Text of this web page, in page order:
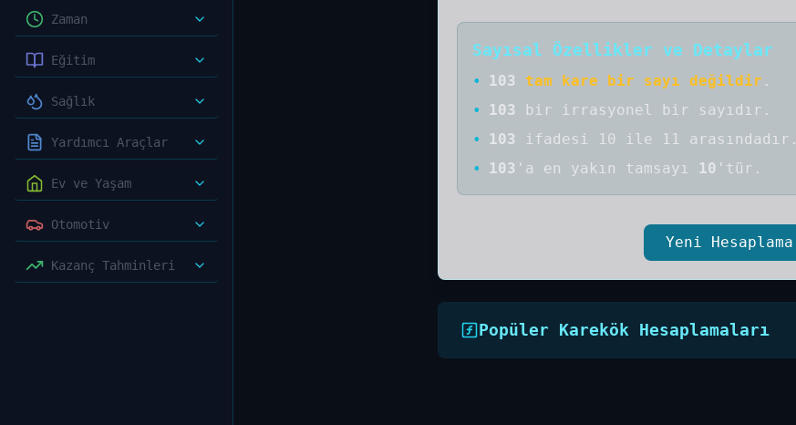
Zaman
Eğitim
Sağlık
Yardımcı Araçlar
Ev ve Yaşam
Otomotiv
Kazanç Tahminleri
Sayısal Özellikler ve Detaylar
• 103 tam kare bir sayı değildir .
•
103 bir irrasyonel bir sayıdır .
•
103
ifadesi 10 ile 11 arasındadır.
•
103 'a en yakın tamsayı 10 'tür.
Yeni Hesaplama
Popüler Karekök Hesaplamaları